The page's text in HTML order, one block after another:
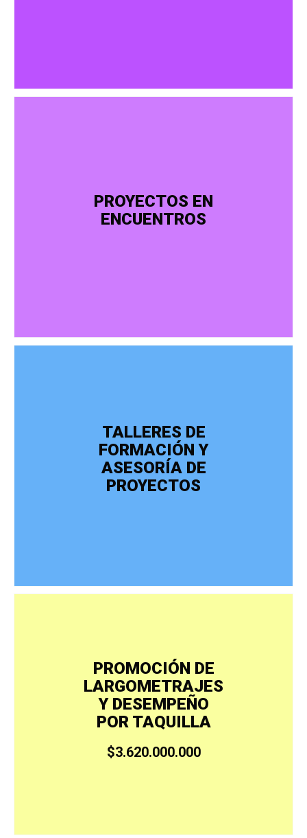
PROYECTOS EN
ENCUENTROS
TALLERES DE
FORMACIÓN Y
ASESORÍA DE
PROYECTOS
PROMOCIÓN DE
LARGOMETRAJES
Y DESEMPEÑO
POR TAQUILLA
$3.620.000.000